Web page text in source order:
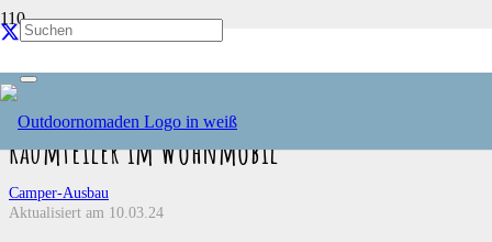
Bauanleitung für einen vielseitigen
Raumteiler im Wohnmobil
Camper-Ausbau
Aktualisiert am 10.03.24